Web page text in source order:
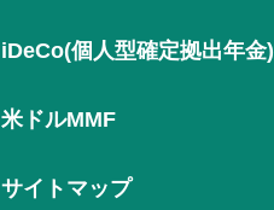
iDeCo(個人型確定拠出年金)
米ドルMMF
サイトマップ